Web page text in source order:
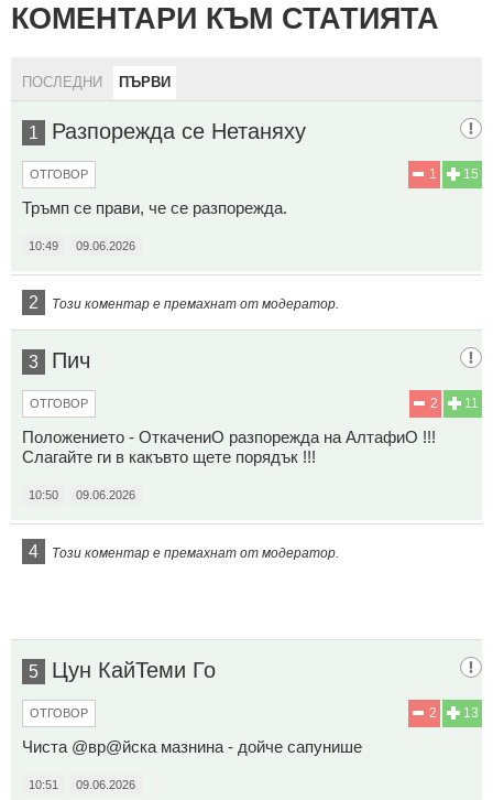
КОМЕНТАРИ КЪМ СТАТИЯТА
ПОСЛЕДНИ ПЪРВИ
1 Разпорежда се Нетаняху
15
1
ОТГОВОР
Тръмп се прави, че се разпорежда.
10:49 09.06.2026
2 Този коментар е премахнат от модератор.
3 Пич
11
2
ОТГОВОР
Положението - ОткачениО разпорежда на АлтафиО !!!
Слагайте ги в какъвто щете порядък !!!
10:50 09.06.2026
4 Този коментар е премахнат от модератор.
5 Цун КайTeми Го
13
2
ОТГОВОР
Чиста @вр@йска мазнина - дойче сапунише
10:51 09.06.2026